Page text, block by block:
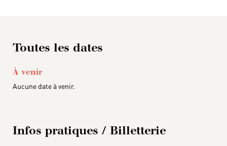
Toutes les dates
À venir
Aucune date à venir.
Infos pratiques / Billetterie